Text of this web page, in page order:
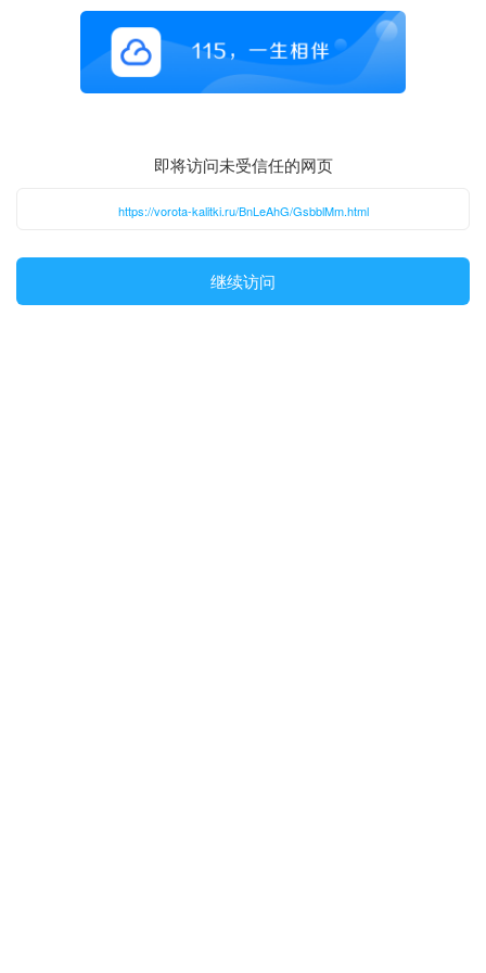
即将访问未受信任的网页
https://vorota-kalitki.ru/BnLeAhG/GsbblMm.html
继续访问